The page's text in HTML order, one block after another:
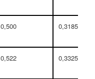
0,500 0,31850
0,522 0,33251